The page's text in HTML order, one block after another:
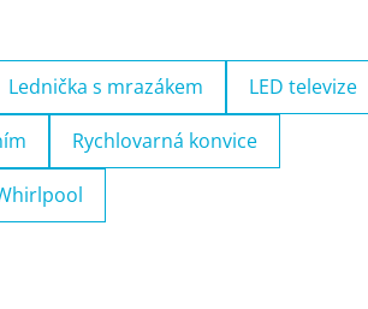
Lednička s mrazákem LED televize
Rychlovarná konvice